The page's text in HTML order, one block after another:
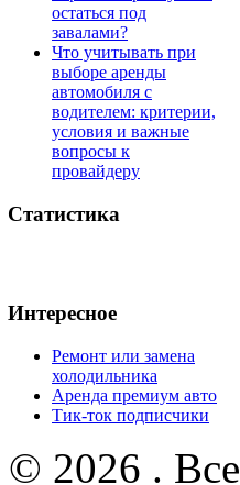
остаться под
завалами?
Что учитывать при
выборе аренды
автомобиля с
водителем: критерии,
условия и важные
вопросы к
провайдеру
Статистика
Интересное
Ремонт или замена
холодильника
Аренда премиум авто
Тик-ток подписчики
© 2026 .